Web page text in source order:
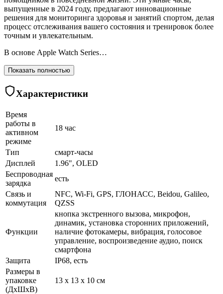
выпущенные в 2024 году, предлагают инновационные
решения для мониторинга здоровья и занятий спортом, делая
процесс отслеживания вашего состояния и тренировок более
точным и увлекательным.
В основе Apple Watch Series…
Показать полностью
Характеристики
Время
работы в
активном
режиме
18 час
Тип
смарт-часы
Дисплей
1.96", OLED
Беспроводная
зарядка
есть
Связь и
коммутация
NFC, Wi-Fi, GPS, ГЛОНАСC, Beidou, Galileo,
QZSS
Функции
кнопка экстренного вызова, микрофон,
динамик, установка сторонних приложений,
наличие фотокамеры, вибрация, голосовое
управление, воспроизведение аудио, поиск
смартфона
Защита
IP68, есть
Размеры в
упаковке
(ДхШхВ)
13 x 13 x 10 см